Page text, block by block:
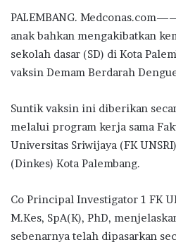
PALEMBANG.
anak bahkan mengakibatkan
sekolah dasar (SD) di Kota
vaksin Demam Berdarah
Suntik vaksin ini diberikan
melalui program kerja sama
Universitas Sriwijaya (FK
(Dinkes) Kota Palembang.
Co Principal Investigator 1 FK
M.Kes, SpA(K), PhD,
sebenarnya telah dipasarkan